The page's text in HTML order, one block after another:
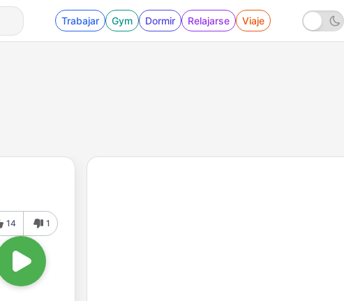
Trabajar Gym Dormir Relajarse Viaje
14 1